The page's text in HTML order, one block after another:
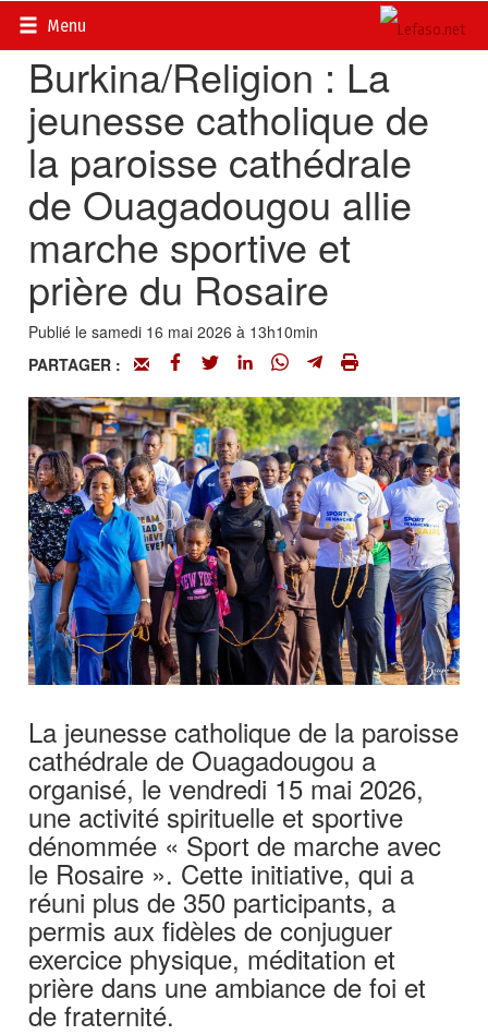
Menu
Accueil>
Burkina/Religion : La
jeunesse catholique de
la paroisse cathédrale
de Ouagadougou allie
marche sportive et
prière du Rosaire
Publié le samedi 16 mai 2026 à 13h10min
PARTAGER :
La jeunesse catholique de la paroisse
cathédrale de Ouagadougou a
organisé, le vendredi 15 mai 2026,
une activité spirituelle et sportive
dénommée « Sport de marche avec
le Rosaire ». Cette initiative, qui a
réuni plus de 350 participants, a
permis aux fidèles de conjuguer
exercice physique, méditation et
prière dans une ambiance de foi et
de fraternité.